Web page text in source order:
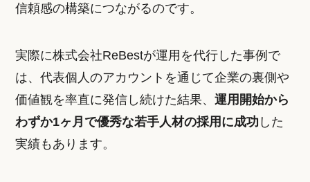
信頼感の構築につながるのです。
実際に株式会社ReBestが運用を代行した事例で
は、代表個人のアカウントを通じて企業の裏側や
価値観を率直に発信し続けた結果、運用開始から
わずか1ヶ月で優秀な若手人材の採用に成功 した
実績もあります。